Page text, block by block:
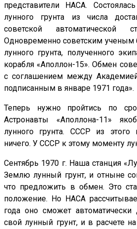
представители НАСА.
лунного грунта из числа
советской автоматической
Одновременно советским ученым
лунного грунта, полученного
корабля «Аполлон-15». Обмен
с соглашением между
подписанным в январе 1971 года».
Теперь нужно пройтись по
Астронавты «Аполлона-11»
лунного грунта. СССР из этого
ничего. У СССР к этому моменту
Сентябрь 1970 г. Наша станция
Землю лунный грунт, и отныне
что предложить в обмен. Это
положение. Но НАСА
года оно сможет
свой лунный грунт, и в расчете